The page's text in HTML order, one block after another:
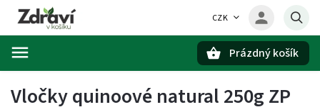
CZK
Prázdný košík
Vločky quinoové natural 250g ZP